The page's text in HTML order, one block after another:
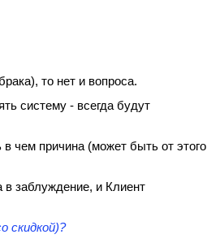
то нет и вопроса.
систему - всегда будут
чем причина (может быть от этого
в заблуждение, и Клиент
скидкой)?